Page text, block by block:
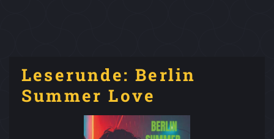
Leserunde: Berlin
Summer Love